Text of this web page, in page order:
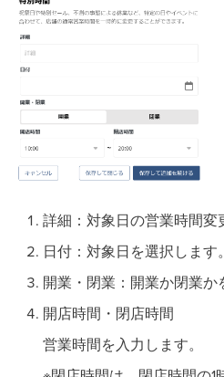
詳細：対象日の営業時間変
日付：対象日を選択します。
開業・閉業：開業か閉業か
開店時間・閉店時間
営業時間を入力します。